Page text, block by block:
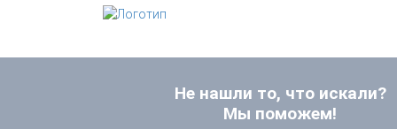
Не нашли то, что искали?
Мы поможем!